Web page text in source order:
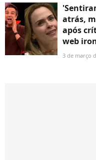
atrás,
após
web
3 de março